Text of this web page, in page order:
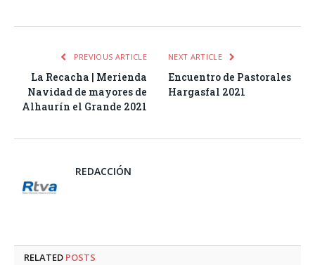
PREVIOUS ARTICLE
La Recacha | Merienda
Navidad de mayores de
Alhaurín el Grande 2021
NEXT ARTICLE
Encuentro de Pastorales
Hargasfal 2021
REDACCIÓN
RELATED POSTS